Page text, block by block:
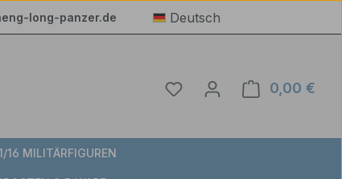
long-panzer.de Deutsch
Du hast 0 Produkte auf
0,00 €
16 MILITÄRFIGUREN